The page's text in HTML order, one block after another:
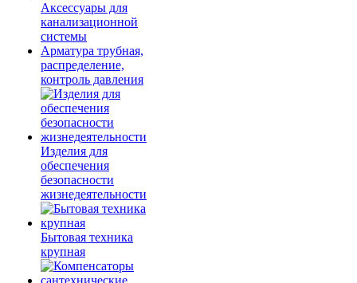
Аксессуары для
канализационной
системы
Арматура трубная,
распределение,
контроль давления
Изделия для
обеспечения
безопасности
жизнедеятельности
Бытовая техника
крупная